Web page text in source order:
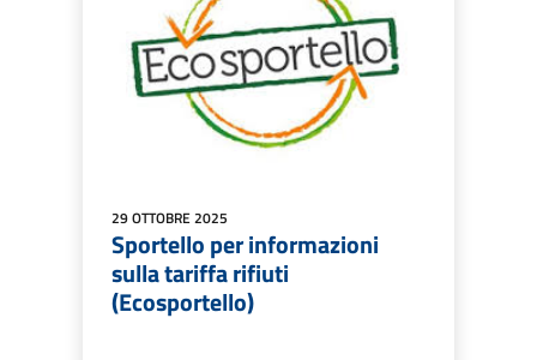
29 OTTOBRE 2025
Sportello per informazioni
sulla tariffa rifiuti
(Ecosportello)